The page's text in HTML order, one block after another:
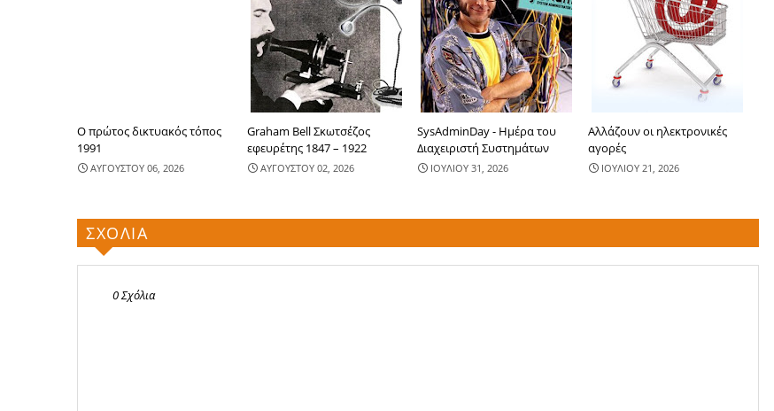
Ο πρώτος δικτυακός τόπος
1991
ΑΥΓΟΥΣΤΟΥ 06, 2026
Graham Bell Σκωτσέζος
εφευρέτης 1847 – 1922
ΑΥΓΟΥΣΤΟΥ 02, 2026
SysAdminDay - Ημέρα του
Διαχειριστή Συστημάτων
ΙΟΥΛΙΟΥ 31, 2026
Αλλάζουν οι ηλεκτρονικές
αγορές
ΙΟΥΛΙΟΥ 21, 2026
ΣΧΟΛΙΑ
0 Σχόλια